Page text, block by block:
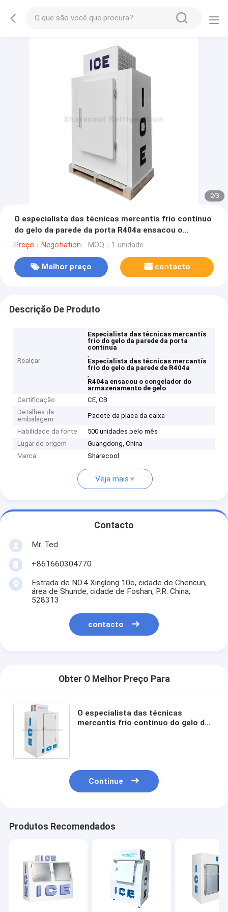
2/3
O especialista das técnicas mercantís frio contínuo
do gelo da parede da porta R404a ensacou o
congelador do armazenamento de gelo
Preço：Negotiation MOQ：1 unidade
Melhor preço contacto
Descrição De Produto
Realçar
Especialista das técnicas mercantís
frio do gelo da parede da porta
contínua
,
Especialista das técnicas mercantís
frio do gelo da parede de R404a
,
R404a ensacou o congelador do
armazenamento de gelo
Certificação
CE, CB
Detalhes da
embalagem
Pacote da placa da caixa
Habilidade da fonte
500 unidades pelo mês
Lugar de origem
Guangdong, China
Marca
Sharecool
Veja mais
Contacto
Mr. Ted
+861660304770
Estrada de NO.4 Xinglong 10o, cidade de Chencun,
área de Shunde, cidade de Foshan, P.R. China,
528313
contacto
Obter O Melhor Preço Para
O especialista das técnicas
mercantís frio contínuo do gelo da
Continue
Produtos Recomendados